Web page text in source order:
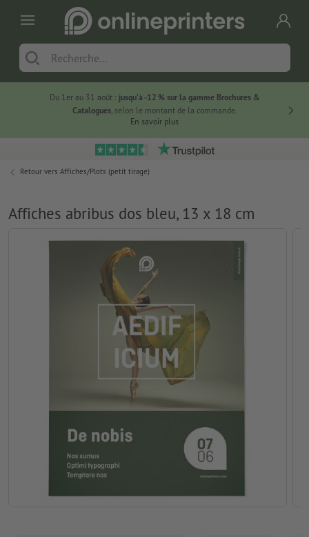
Du 1er au 31 août : jusqu’à -12 % sur la gamme Brochures &
Catalogues, selon le montant de la commande.
En savoir plus
Retour vers Affiches/Plots (petit tirage)
Affiches abribus dos bleu, 13 x 18 cm